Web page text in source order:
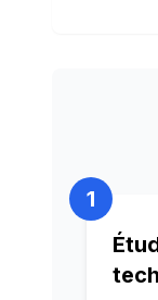
1